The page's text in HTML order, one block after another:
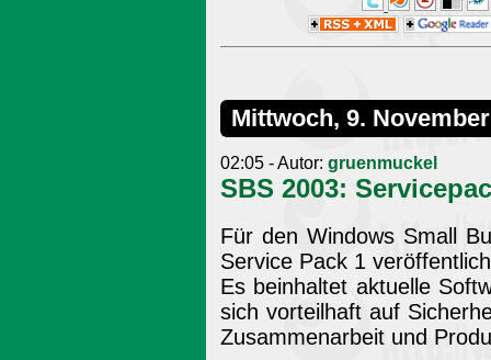
Mittwoch, 9.
02:05 - Autor: gruenmuckel
SBS 2003:
Für den Windows Small
Service Pack 1
Es beinhaltet aktuelle
sich vorteilhaft auf
Zusammenarbeit und